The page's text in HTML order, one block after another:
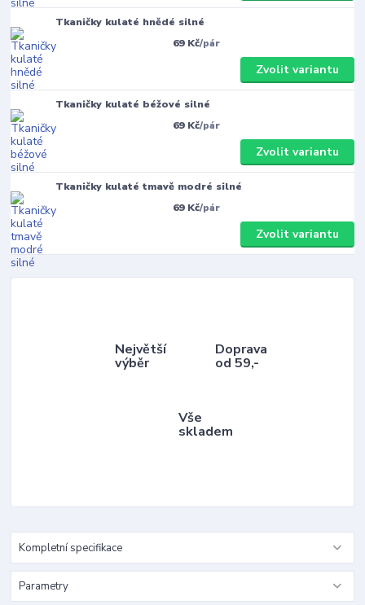
Tkaničky kulaté hnědé silné
69 Kč/pár
Zvolit variantu
Tkaničky kulaté béžové silné
69 Kč/pár
Zvolit variantu
Tkaničky kulaté tmavě modré silné
69 Kč/pár
Zvolit variantu
Největší
výběr
Doprava
od 59,-
Vše
skladem
Kompletní specifikace
Parametry